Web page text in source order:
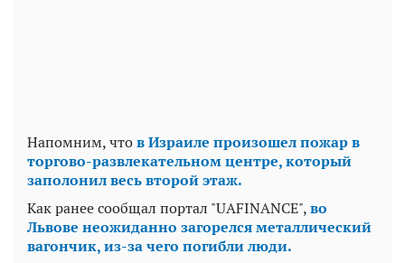
Напомним, чтов Израиле произошел пожар в
торгово-развлекательном центре, который
заполонил весь второй этаж.
Как ранее сообщал портал "UAFINANCE",во
Львове неожиданно загорелся металлический
вагончик, из-за чего погибли люди.